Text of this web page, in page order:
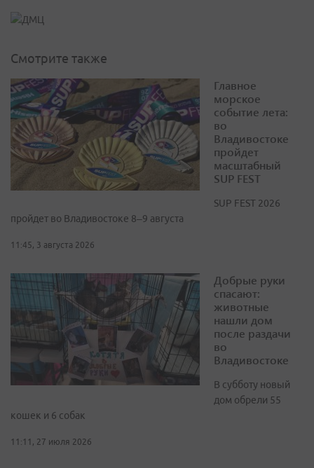
Смотрите также
Главное
морское
событие лета:
во
Владивостоке
пройдет
масштабный
SUP FEST
SUP FEST 2026
пройдет во Владивостоке 8–9 августа
11:45, 3 августа 2026
Добрые руки
спасают:
животные
нашли дом
после раздачи
во
Владивостоке
В субботу новый
дом обрели 55
кошек и 6 собак
11:11, 27 июля 2026